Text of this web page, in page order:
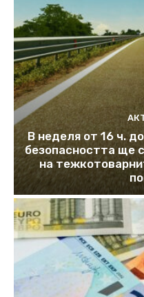
В неделя от 16 ч.
безопасността ще
на